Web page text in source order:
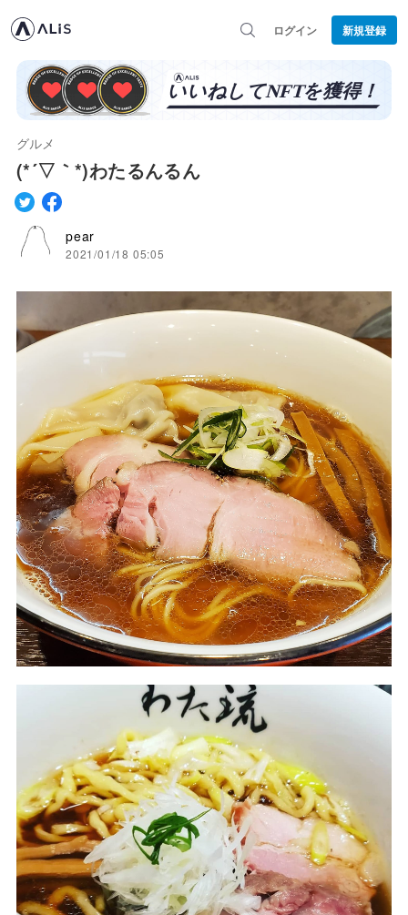
ログイン 新規登録
グルメ
(*´▽｀*)わたるんるん
pear
2021/01/18 05:05